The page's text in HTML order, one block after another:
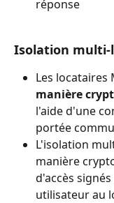
réponse
Isolation multi-
Les
manière
l'aide d'une
portée
L'isolation
manière
d'accès
utilisateur au